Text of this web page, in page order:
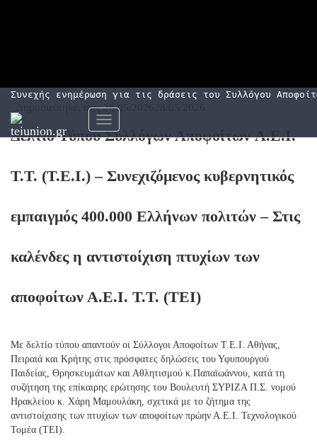
Συνεχής ενημέρωση για τις δράσεις του Συλλόγου
Εναλλαγή
Δημοσιεύτηκε, στις28/05/2026
Δελτίο Τύπου Συλλόγων Αποφοίτων A.E.I.
T.T. (Τ.Ε.Ι.) – Συνεχιζόμενος κυβερνητικός
εμπαιγμός 400.000 Ελλήνων πολιτών – Στις
καλένδες η αντιστοίχιση πτυχίων των
αποφοίτων Α.Ε.Ι. Τ.Τ. (ΤΕΙ)
Με δελτίο τύπου απαντούν οι Σύλλογοι Αποφοίτων Τ.Ε.Ι. Αθήνας,
Πειραιά και Κρήτης στις πρόσφατες δηλώσεις του Υφυπουργού
Παιδείας, Θρησκευμάτων και Αθλητισμού κ.Παπαϊωάννου, κατά τη
συζήτηση της επίκαιρης ερώτησης του Βουλευτή ΣΥΡΙΖΑ Π.Σ. νομού
Ηρακλείου κ. Χάρη Μαμουλάκη, σχετικά με το ζήτημα της
αντιστοίχισης των πτυχίων των αποφοίτων πρώην Α.Ε.Ι. Τεχνολογικού
Τομέα (ΤΕΙ).